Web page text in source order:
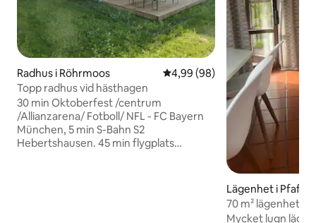
Radhus i Röhrmoos 4,99 av 5 i genomsnittligt
4,99 (98)
Topp radhus vid hästhagen
30 min Oktoberfest /centrum
/Allianzarena/ Fotboll/ NFL - FC Bayern
München, 5 min S-Bahn S2
Hebertshausen. 45 min flygplats
Lägenhet i
der Ilm
70 m² lägenhet i
Mycket lugn